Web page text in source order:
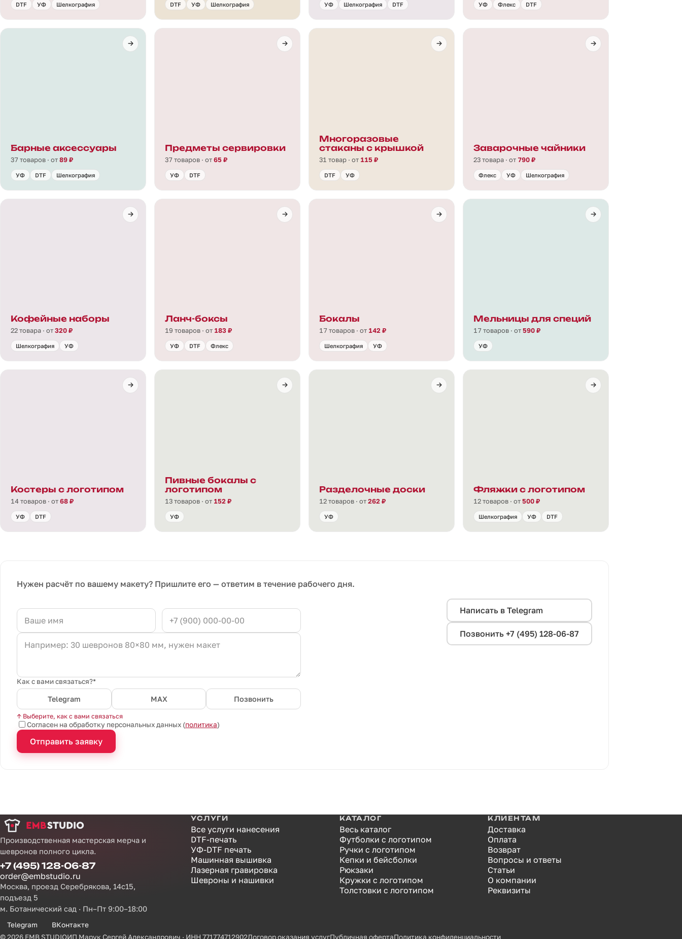
DTF УФ Шелкография DTF УФ Шелкография УФ Шелкография DTF УФ Флекс DTF
Барные аксессуары
37 товаров · от89 ₽
УФ DTF Шелкография
Предметы сервировки
37 товаров · от65 ₽
УФ DTF
Многоразовые
стаканы с крышкой
31 товар · от 115 ₽
DTF УФ
Заварочные чайники
23 товара · от 790 ₽
Флекс УФ Шелкография
Кофейные наборы
22 товара · от320 ₽
Шелкография УФ
Ланч-боксы
19 товаров · от 183 ₽
УФ DTF Флекс
Бокалы
17 товаров · от 142 ₽
Шелкография УФ
Мельницы для специй
17 товаров · от590 ₽
УФ
Костеры с логотипом
14 товаров · от68 ₽
УФ DTF
Пивные бокалы с
логотипом
13 товаров · от 152 ₽
УФ
Разделочные доски
12 товаров · от262 ₽
УФ
Фляжки с логотипом
12 товаров · от500 ₽
Шелкография УФ DTF
Нужен расчёт по вашему макету? Пришлите его — ответим в течение рабочего дня.
Как с вами связаться?*
Telegram MAX Позвонить
↑ Выберите, как с вами связаться
Согласен на обработку персональных данных (политика)
Отправить заявку
Написать в Telegram
Позвонить +7 (495) 128-06-87
Производственная мастерская мерча и
шевронов полного цикла.
+7 (495) 128-06-87
order@embstudio.ru
Москва, проезд Серебрякова, 14с15,
подъезд 5
м. Ботанический сад · Пн–Пт 9:00–18:00
Telegram ВКонтакте
УСЛУГИ
Все услуги нанесения
DTF-печать
УФ-DTF печать
Машинная вышивка
Лазерная гравировка
Шевроны и нашивки
КАТАЛОГ
Весь каталог
Футболки с логотипом
Ручки с логотипом
Кепки и бейсболки
Рюкзаки
Кружки с логотипом
Толстовки с логотипом
КЛИЕНТАМ
Доставка
Оплата
Возврат
Вопросы и ответы
Статьи
О компании
Реквизиты
© 2026 EMB STUDIOИП Марук Сергей Александрович · ИНН 771774712902Договор оказания услугПубличная офертаПолитика конфиденциальности